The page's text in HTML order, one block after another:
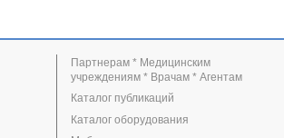
Партнерам * Медицинским
учреждениям * Врачам * Агентам
Каталог публикаций
Каталог оборудования